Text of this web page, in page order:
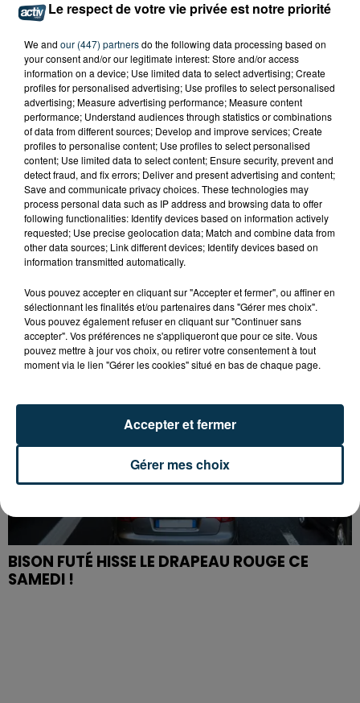
L’ASSE RÉDUIT FACE À SOCHAUX, UNE
PREMIÈRE VICTOIRE POUR NOS VERTS ?
BISON FUTÉ HISSE LE DRAPEAU ROUGE CE
SAMEDI !
Le respect de votre vie privée est notre priorité
We and our (447) partnersdo the following data processing based on
your consent and/or our legitimate interest: Store and/or access
information on a device; Use limited data to select advertising; Create
profiles for personalised advertising; Use profiles to select personalised
advertising; Measure advertising performance; Measure content
performance; Understand audiences through statistics or combinations
of data from different sources; Develop and improve services; Create
profiles to personalise content; Use profiles to select personalised
content; Use limited data to select content; Ensure security, prevent and
detect fraud, and fix errors; Deliver and present advertising and content;
Save and communicate privacy choices. These technologies may
process personal data such as IP address and browsing data to offer
following functionalities: Identify devices based on information actively
requested; Use precise geolocation data; Match and combine data from
other data sources; Link different devices; Identify devices based on
information transmitted automatically.
Vous pouvez accepter en cliquant sur "Accepter et fermer", ou affiner en
sélectionnant les finalités et/ou partenaires dans "Gérer mes choix".
Vous pouvez également refuser en cliquant sur "Continuer sans
accepter". Vos préférences ne s'appliqueront que pour ce site. Vous
pouvez mettre à jour vos choix, ou retirer votre consentement à tout
moment via le lien "Gérer les cookies" situé en bas de chaque page.
Gérer mes choix
Accepter et fermer